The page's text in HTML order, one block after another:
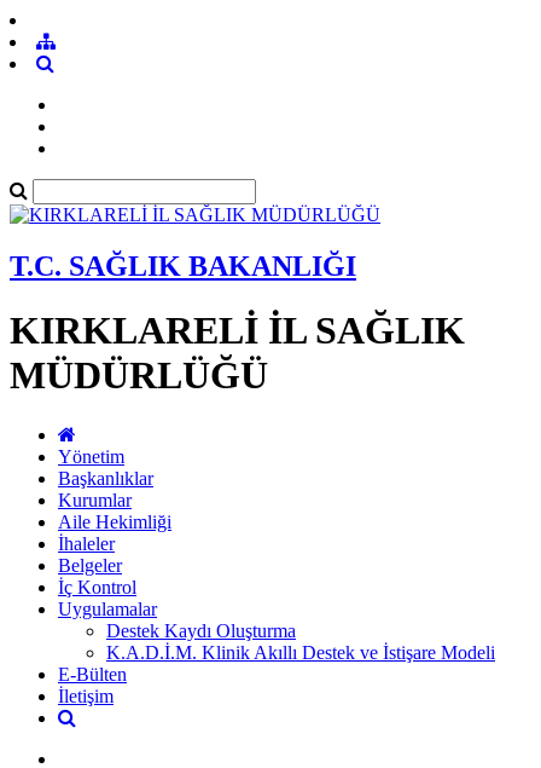
T.C. SAĞLIK BAKANLIĞI
KIRKLARELİ İL SAĞLIK
MÜDÜRLÜĞÜ
Yönetim
Başkanlıklar
Kurumlar
Aile Hekimliği
İhaleler
Belgeler
İç Kontrol
Uygulamalar
Destek Kaydı Oluşturma
K.A.D.İ.M. Klinik Akıllı Destek ve İstişare Modeli
E-Bülten
İletişim